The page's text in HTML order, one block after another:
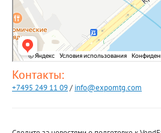
Контакты:
+7495 249 11 09/ info@expomtg.com